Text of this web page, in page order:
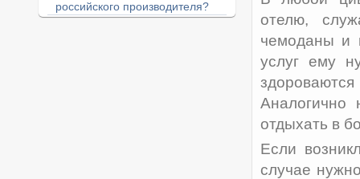
российского производителя?
отелю,
чемоданы и
услуг ему
Аналогично
отдыхать в
Если
случае